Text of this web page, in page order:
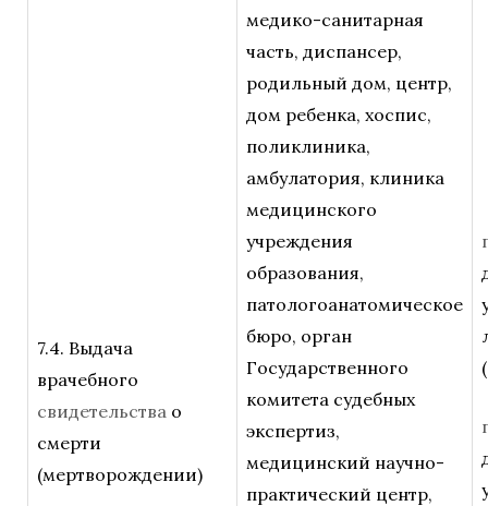
7.4. Выдача
врачебного
свидетельства о
смерти
(мертворождении)
медико-санитарная
часть, диспансер,
родильный дом, центр,
дом ребенка, хоспис,
поликлиника,
амбулатория, клиника
медицинского
учреждения
образования,
патологоанатомическое
бюро, орган
Государственного
комитета судебных
экспертиз,
медицинский научно-
практический центр,